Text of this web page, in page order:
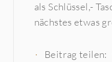
als Schlüssel,-
nächstes etwas
Beitrag teilen: